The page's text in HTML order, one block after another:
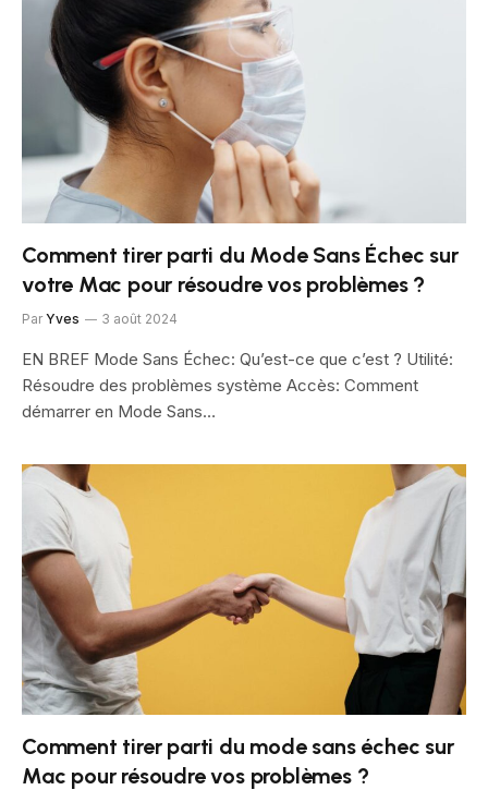
Comment tirer parti du Mode Sans Échec sur
votre Mac pour résoudre vos problèmes ?
Par Yves 3 août 2024
EN BREF Mode Sans Échec: Qu’est-ce que c’est ? Utilité:
Résoudre des problèmes système Accès: Comment
démarrer en Mode Sans…
Comment tirer parti du mode sans échec sur
Mac pour résoudre vos problèmes ?